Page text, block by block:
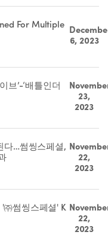
For Multiple
6, 2023
브’-‘배틀인더
23,
2023
다…썸씽스페셜,
22,
2023
'㈜썸씽스페셜' K
22,
2023